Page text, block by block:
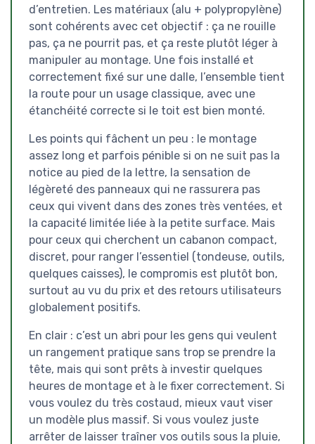
d’entretien. Les matériaux (alu + polypropylène)
sont cohérents avec cet objectif : ça ne rouille
pas, ça ne pourrit pas, et ça reste plutôt léger à
manipuler au montage. Une fois installé et
correctement fixé sur une dalle, l’ensemble tient
la route pour un usage classique, avec une
étanchéité correcte si le toit est bien monté.
Les points qui fâchent un peu : le montage
assez long et parfois pénible si on ne suit pas la
notice au pied de la lettre, la sensation de
légèreté des panneaux qui ne rassurera pas
ceux qui vivent dans des zones très ventées, et
la capacité limitée liée à la petite surface. Mais
pour ceux qui cherchent un cabanon compact,
discret, pour ranger l’essentiel (tondeuse, outils,
quelques caisses), le compromis est plutôt bon,
surtout au vu du prix et des retours utilisateurs
globalement positifs.
En clair : c’est un abri pour les gens qui veulent
un rangement pratique sans trop se prendre la
tête, mais qui sont prêts à investir quelques
heures de montage et à le fixer correctement. Si
vous voulez du très costaud, mieux vaut viser
un modèle plus massif. Si vous voulez juste
arrêter de laisser traîner vos outils sous la pluie,